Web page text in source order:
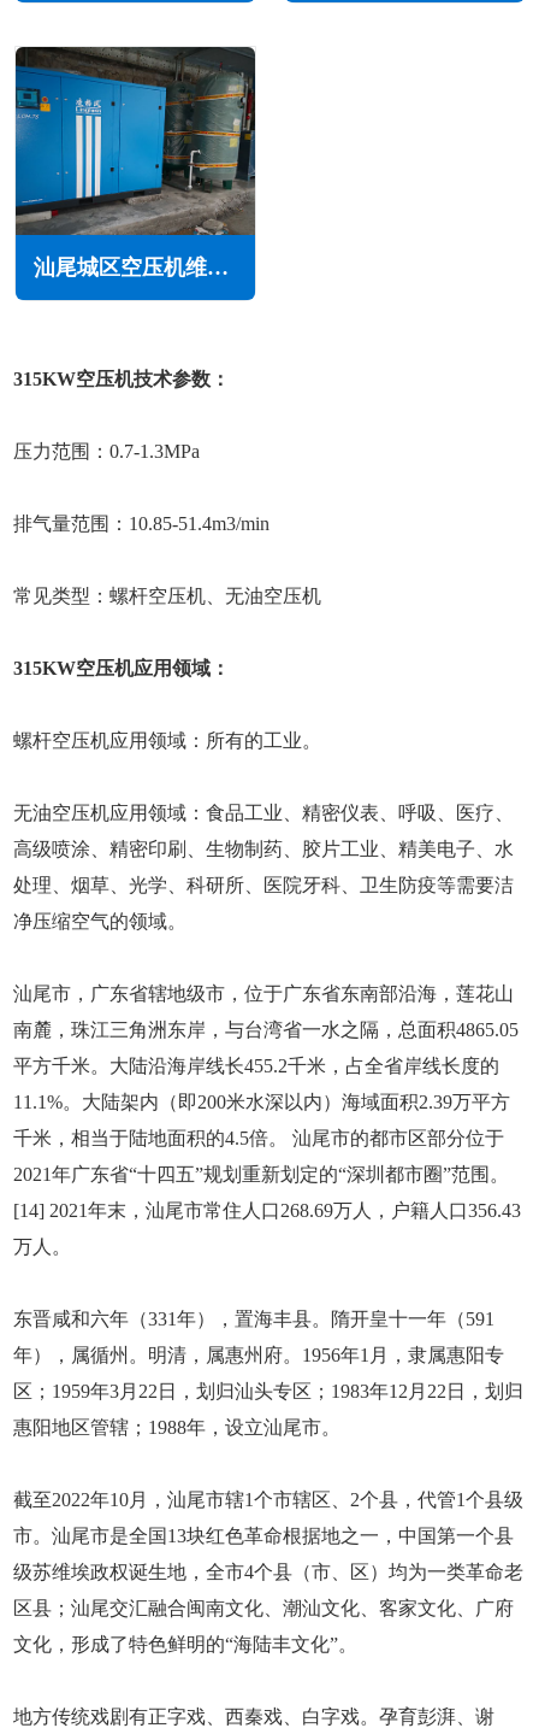
汕尾城区空压机维修保养
315KW空压机技术参数：
压力范围：0.7-1.3MPa
排气量范围：10.85-51.4m3/min
常见类型：螺杆空压机、无油空压机
315KW空压机应用领域：
螺杆空压机应用领域：所有的工业。
无油空压机应用领域：食品工业、精密仪表、呼吸、医疗、
高级喷涂、精密印刷、生物制药、胶片工业、精美电子、水
处理、烟草、光学、科研所、医院牙科、卫生防疫等需要洁
净压缩空气的领域。
汕尾市，广东省辖地级市，位于广东省东南部沿海，莲花山
南麓，珠江三角洲东岸，与台湾省一水之隔，总面积4865.05
平方千米。大陆沿海岸线长455.2千米，占全省岸线长度的
11.1%。大陆架内（即200米水深以内）海域面积2.39万平方
千米，相当于陆地面积的4.5倍。 汕尾市的都市区部分位于
2021年广东省“十四五”规划重新划定的“深圳都市圈”范围。
[14] 2021年末，汕尾市常住人口268.69万人，户籍人口356.43
万人。
东晋咸和六年（331年），置海丰县。隋开皇十一年（591
年），属循州。明清，属惠州府。1956年1月，隶属惠阳专
区；1959年3月22日，划归汕头专区；1983年12月22日，划归
惠阳地区管辖；1988年，设立汕尾市。
截至2022年10月，汕尾市辖1个市辖区、2个县，代管1个县级
市。汕尾市是全国13块红色革命根据地之一，中国第一个县
级苏维埃政权诞生地，全市4个县（市、区）均为一类革命老
区县；汕尾交汇融合闽南文化、潮汕文化、客家文化、广府
文化，形成了特色鲜明的“海陆丰文化”。
地方传统戏剧有正字戏、西秦戏、白字戏。孕育彭湃、谢